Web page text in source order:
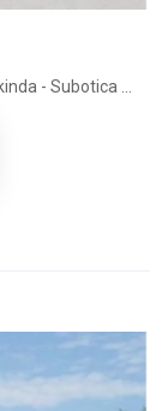
- Subotica ...